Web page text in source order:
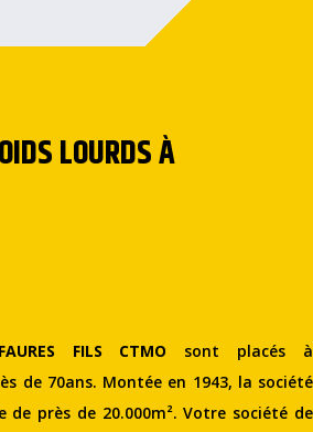
LOURDS À
FAURES FILS CTMO sont placés à
de 70ans. Montée en 1943, la société
de près de 20.000m². Votre société de